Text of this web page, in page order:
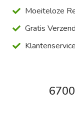
Moeiteloze
Gratis